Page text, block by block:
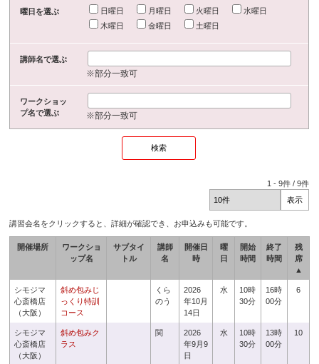
曜日を選ぶ 日曜日 月曜日 火曜日
水曜日
木曜日
金曜日 土曜日
講師名で選ぶ
※部分一致可
ワークショッ
プ名で選ぶ
※部分一致可
1 -9件 /9件
講習会名をクリックすると、詳細が確認でき、お申込みも可能です。
開催場所
ワークショ
ップ名
サブタイ
トル
講師
名
開催日
時
曜
日
開始
時間
終了
時間
残
席
▲
シモジマ
心斎橋店
（大阪）
斜め包みじ
っくり特訓
コース
くら
のう
2026
年10月
14日
水
10時
30分
16時
00分
6
シモジマ
心斎橋店
（大阪）
斜め包みク
ラス
関
2026
年9月9
日
水
10時
30分
13時
00分
10